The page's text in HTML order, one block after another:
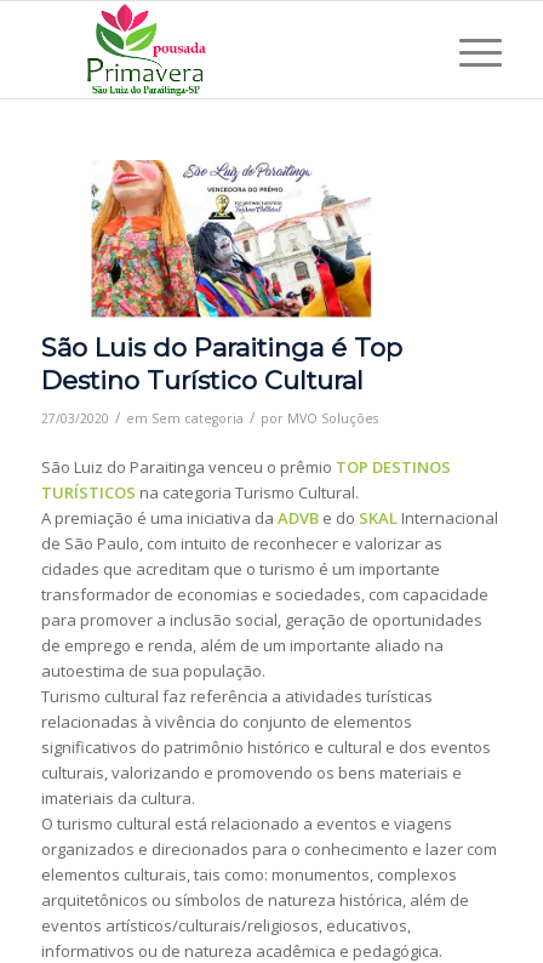
São Luis do Paraitinga é Top
Destino Turístico Cultural
27/03/2020 / em Sem categoria / por MVO Soluções
São Luiz do Paraitinga venceu o prêmio TOP DESTINOS
TURÍSTICOS na categoria Turismo Cultural.
A premiação é uma iniciativa da ADVBe do SKALInternacional
de São Paulo, com intuito de reconhecer e valorizar as
cidades que acreditam que o turismo é um importante
transformador de economias e sociedades, com capacidade
para promover a inclusão social, geração de oportunidades
de emprego e renda, além de um importante aliado na
autoestima de sua população.
Turismo cultural faz referência a atividades turísticas
relacionadas à vivência do conjunto de elementos
significativos do patrimônio histórico e cultural e dos eventos
culturais, valorizando e promovendo os bens materiais e
imateriais da cultura.
O turismo cultural está relacionado a eventos e viagens
organizados e direcionados para o conhecimento e lazer com
elementos culturais, tais como: monumentos, complexos
arquitetônicos ou símbolos de natureza histórica, além de
eventos artísticos/culturais/religiosos, educativos,
informativos ou de natureza acadêmica e pedagógica.